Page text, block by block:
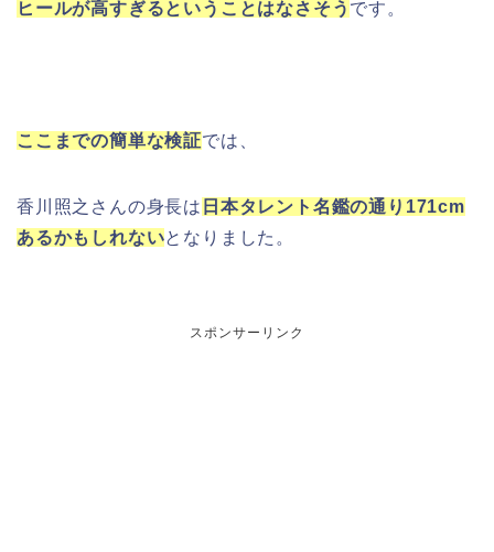
ヒールが高すぎるということはなさそう です。
ここまでの簡単な検証では、
香川照之さんの身長は 日本タレント名鑑の通り171cm
あるかもしれないとなりました。
スポンサーリンク